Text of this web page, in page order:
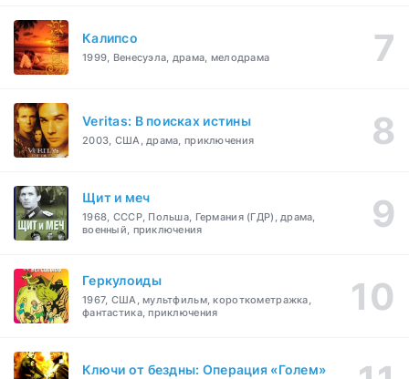
Калипсо
1999, Венесуэла, драма, мелодрама
Veritas: В поисках истины
2003, США, драма, приключения
Щит и меч
1968, СССР, Польша, Германия (ГДР), драма,
военный, приключения
Геркулоиды
1967, США, мультфильм, короткометражка,
фантастика, приключения
Ключи от бездны: Операция «Голем»